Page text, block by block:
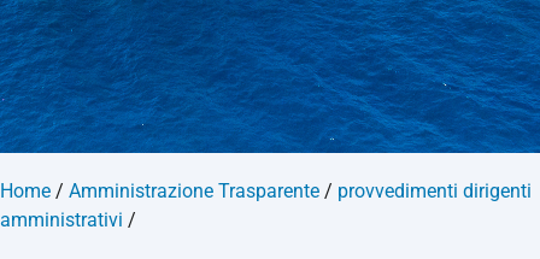
Home / Amministrazione Trasparente / provvedimenti dirigenti
amministrativi /